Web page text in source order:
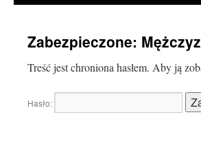
Zabezpieczone:
Treść jest chroniona hasłem. Aby ją
Hasło: